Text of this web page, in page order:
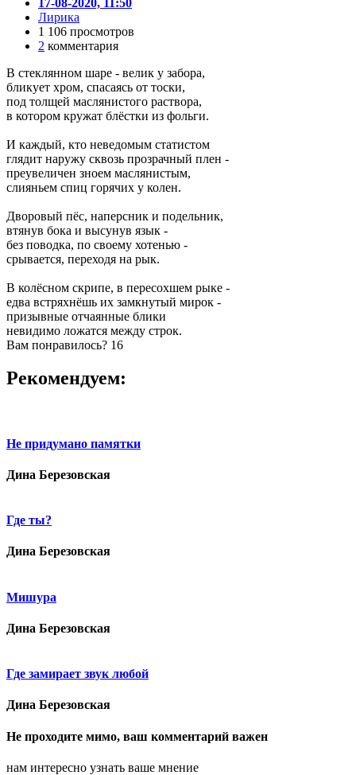
Лирика
1 106 просмотров
2 комментария
В стеклянном шаре - велик у забора,
бликует хром, спасаясь от тоски,
под толщей маслянистого раствора,
в котором кружат блёстки из фольги.
И каждый, кто неведомым статистом
глядит наружу сквозь прозрачный плен -
преувеличен зноем маслянистым,
слияньем спиц горячих у колен.
Дворовый пёс, наперсник и подельник,
втянув бока и высунув язык -
без поводка, по своему хотенью -
срывается, переходя на рык.
В колёсном скрипе, в пересохшем рыке -
едва встряхнёшь их замкнутый мирок -
призывные отчаянные блики
невидимо ложатся между строк.
Вам понравилось? 16
Рекомендуем:
Не придумано памятки
Дина Березовская
Где ты?
Дина Березовская
Мишура
Дина Березовская
Где замирает звук любой
Дина Березовская
Не проходите мимо, ваш комментарий важен
нам интересно узнать ваше мнение